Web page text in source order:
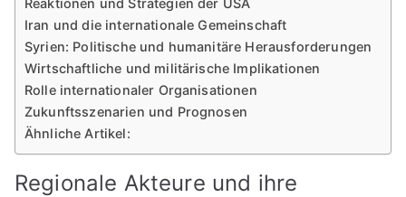
Reaktionen und Strategien der USA
Iran und die internationale Gemeinschaft
Syrien: Politische und humanitäre Herausforderungen
Wirtschaftliche und militärische Implikationen
Rolle internationaler Organisationen
Zukunftsszenarien und Prognosen
Ähnliche Artikel:
Regionale Akteure und ihre